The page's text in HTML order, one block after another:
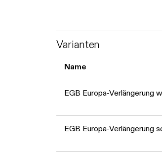
Varianten
Name
EGB Europa-Verlängerung
EGB Europa-Verlängerung